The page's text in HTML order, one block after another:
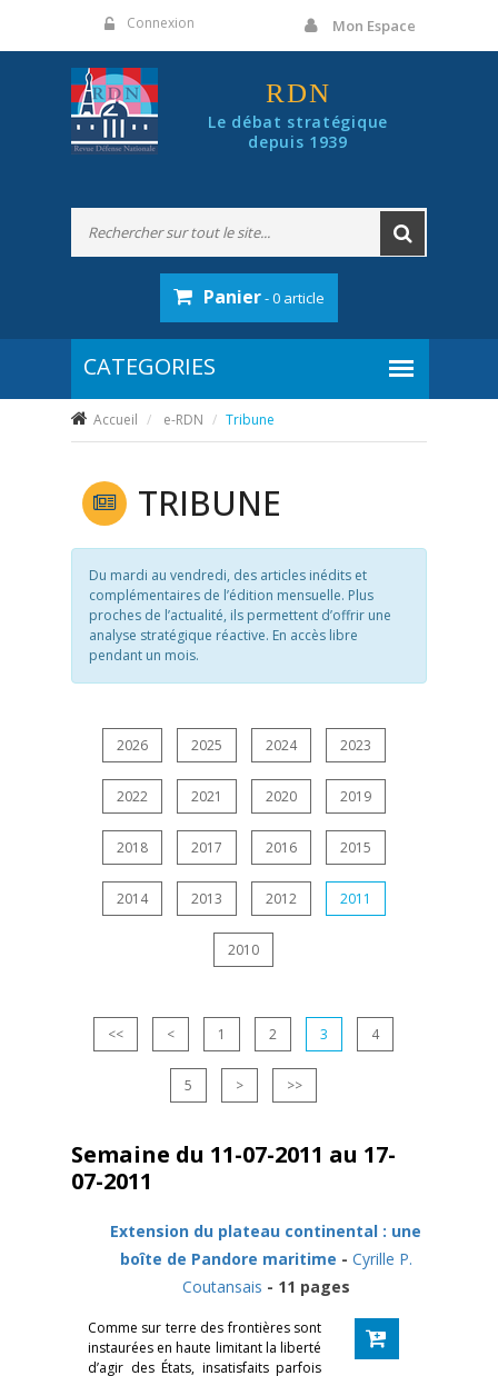
Connexion Mon Espace
RDN
Le débat stratégique
depuis 1939
Panier- 0 article
Accueil e-RDN Tribune
TRIBUNE
Du mardi au vendredi, des articles inédits et
complémentaires de l’édition mensuelle. Plus
proches de l’actualité, ils permettent d’offrir une
analyse stratégique réactive. En accès libre
pendant un mois.
2026 2025 2024 2023
2022 2021 2020 2019
2018 2017 2016 2015
2014 2013 2012 2011
2010
<< < 1 2 3 4
5 > >>
Semaine du 11-07-2011 au 17-
07-2011
Extension du plateau continental : une
boîte de Pandore maritime - Cyrille P.
Coutansais - 11 pages
Comme sur terre des frontières sont
instaurées en haute limitant la liberté
d’agir des États, insatisfaits parfois